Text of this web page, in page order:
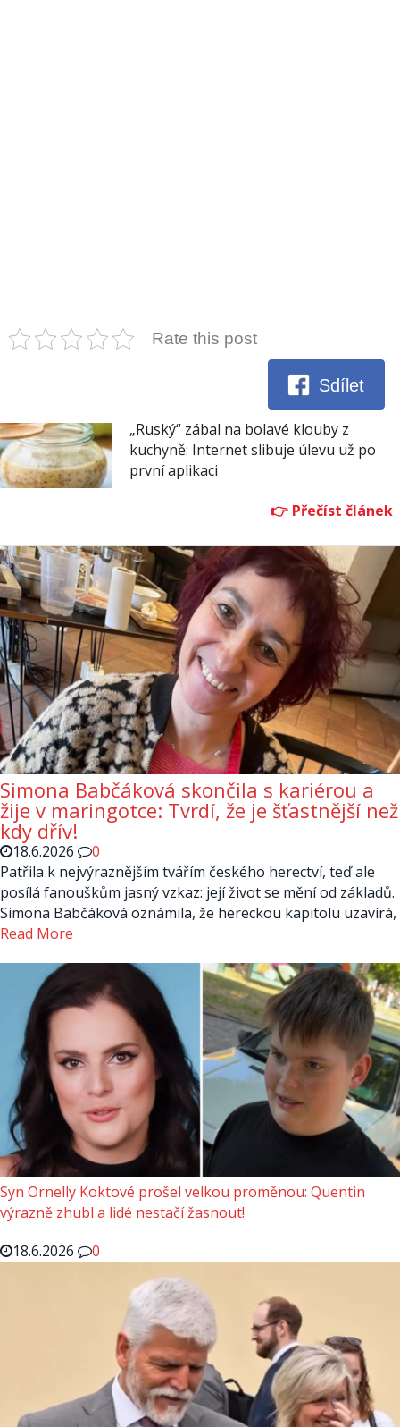
Rate this post
Sdílet
„Ruský“ zábal na bolavé klouby z
kuchyně: Internet slibuje úlevu už po
první aplikaci
Simona Babčáková skončila s kariérou a
žije v maringotce: Tvrdí, že je šťastnější než
kdy dřív!
18.6.2026
0
Patřila k nejvýraznějším tvářím českého herectví, teď ale
posílá fanouškům jasný vzkaz: její život se mění od základů.
Simona Babčáková oznámila, že hereckou kapitolu uzavírá,
Read More
Syn Ornelly Koktové prošel velkou proměnou: Quentin
výrazně zhubl a lidé nestačí žasnout!
18.6.2026
0